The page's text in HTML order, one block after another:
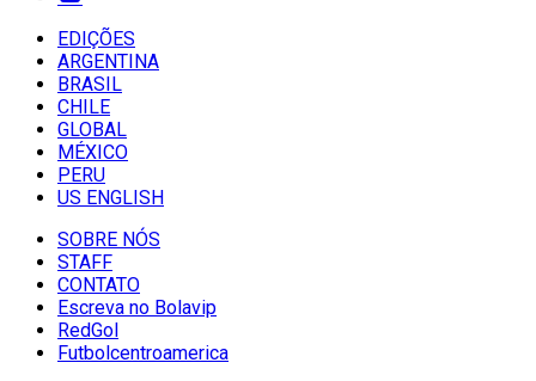
EDIÇÕES
ARGENTINA
BRASIL
CHILE
GLOBAL
MÉXICO
PERU
US ENGLISH
SOBRE NÓS
STAFF
CONTATO
Escreva no Bolavip
RedGol
Futbolcentroamerica